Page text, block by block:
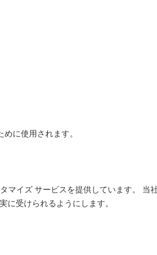
に使用されます。
マイズ サービスを提供しています。 当
受けられるようにします。